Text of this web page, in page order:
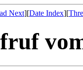
Next][Date Index][